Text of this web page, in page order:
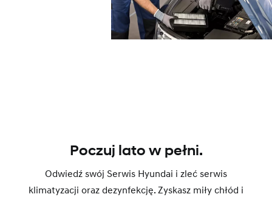
Poczuj lato w pełni.
Odwiedź swój Serwis Hyundai i zleć serwis
klimatyzacji oraz dezynfekcję. Zyskasz miły chłód i